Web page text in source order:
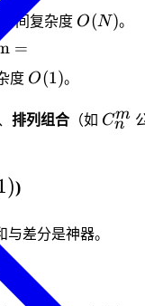
间复杂度 O(N)
O(N)。
=
首
末项)}
\text{项
=
度 O(1)
O(1)。
排列组合 （如 Cn
m
))
与差分是神器。